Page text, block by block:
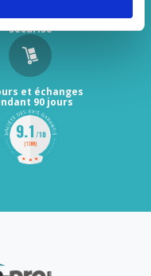
100%
sécurisé
et échanges
90 jours